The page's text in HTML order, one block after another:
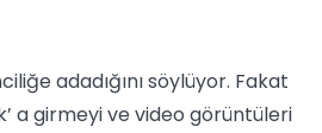
adadığını söylüyor. Fakat
a girmeyi ve video görüntüleri